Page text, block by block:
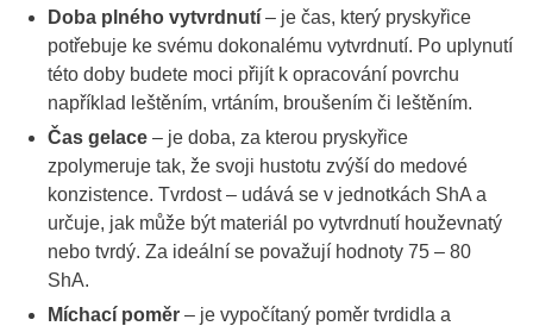
Doba plného vytvrdnutí – je čas, který pryskyřice
potřebuje ke svému dokonalému vytvrdnutí. Po uplynutí
této doby budete moci přijít k opracování povrchu
například leštěním, vrtáním, broušením či leštěním.
Čas gelace – je doba, za kterou pryskyřice
zpolymeruje tak, že svoji hustotu zvýší do medové
konzistence. Tvrdost – udává se v jednotkách ShA a
určuje, jak může být materiál po vytvrdnutí houževnatý
nebo tvrdý. Za ideální se považují hodnoty 75 – 80
ShA.
Míchací poměr – je vypočítaný poměr tvrdidla a